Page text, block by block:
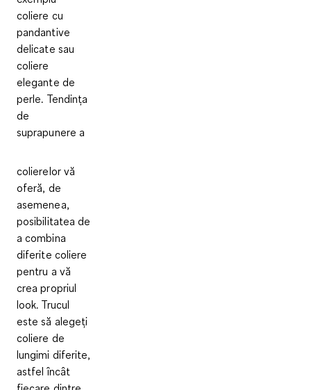
coliere cu
pandantive
delicate sau
coliere
elegante de
perle. Tendința
de
suprapunere a
colierelor vă
oferă, de
asemenea,
posibilitatea de
a combina
diferite coliere
pentru a vă
crea propriul
look. Trucul
este să alegeți
coliere de
lungimi diferite,
astfel încât